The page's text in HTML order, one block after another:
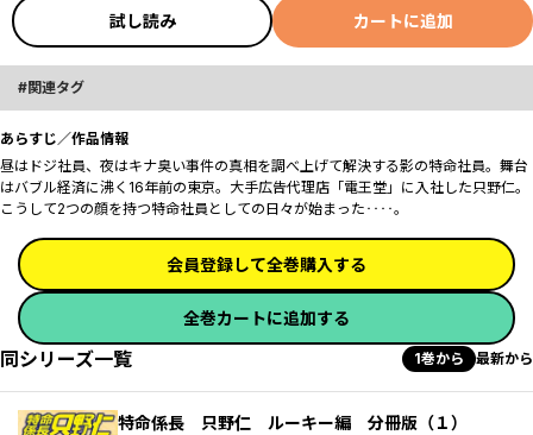
試し読み カートに追加
関連タグ
あらすじ／作品情報
昼はドジ社員、夜はキナ臭い事件の真相を調べ上げて解決する影の特命社員。舞台
はバブル経済に沸く16年前の東京。大手広告代理店「電王堂」に入社した只野仁。
こうして2つの顔を持つ特命社員としての日々が始まった‥‥。
会員登録して全巻購入する
全巻カートに追加する
同シリーズ一覧 1巻から 最新から
特命係長 只野仁 ルーキー編 分冊版（１）